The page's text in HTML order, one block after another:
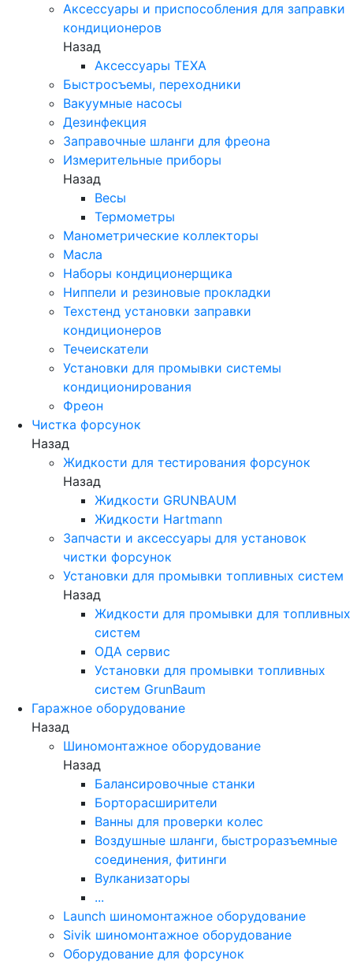
Аксессуары и приспособления для заправки
кондиционеров
Назад
Аксессуары TEXA
Быстросъемы, переходники
Вакуумные насосы
Дезинфекция
Заправочные шланги для фреона
Измерительные приборы
Назад
Весы
Термометры
Манометрические коллекторы
Масла
Наборы кондиционерщика
Ниппели и резиновые прокладки
Техстенд установки заправки
кондиционеров
Течеискатели
Установки для промывки системы
кондиционирования
Фреон
Чистка форсунок
Назад
Жидкости для тестирования форсунок
Назад
Жидкости GRUNBAUM
Жидкости Hartmann
Запчасти и аксессуары для установок
чистки форсунок
Установки для промывки топливных систем
Назад
Жидкости для промывки для топливных
систем
ОДА сервис
Установки для промывки топливных
систем GrunBaum
Гаражное оборудование
Назад
Шиномонтажное оборудование
Назад
Балансировочные станки
Борторасширители
Ванны для проверки колес
Воздушные шланги, быстроразъемные
соединения, фитинги
Вулканизаторы
...
Launch шиномонтажное оборудование
Sivik шиномонтажное оборудование
Оборудование для форсунок